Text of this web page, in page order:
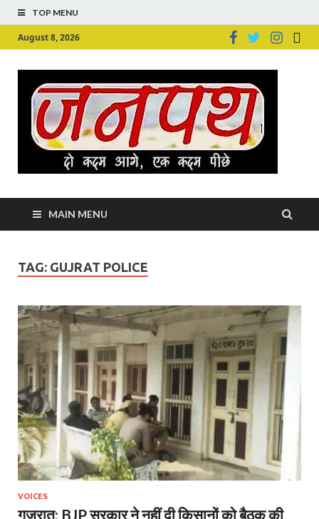
TOP MENU
August 8, 2026
MAIN MENU
TAG: GUJRAT POLICE
VOICES
गुजरात: BJP सरकार ने नहीं दी किसानों को बैठक की